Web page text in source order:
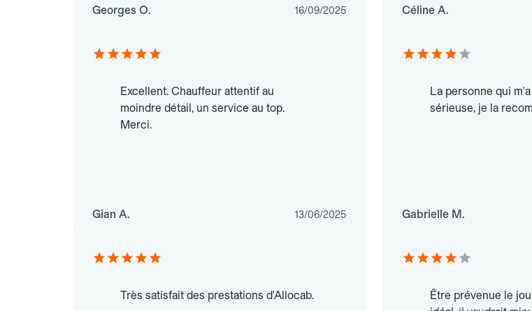
Georges O. 16/09/2025 Céline A.
Excellent. Chauffeur attentif au
moindre détail, un service au top.
Merci.
Gian A. 13/06/2025
La personne qui
sérieuse, je la
Gabrielle M.
Très satisfait des prestations d'Allocab.
Être prévenue le